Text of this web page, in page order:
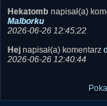
Hejnapisał(a) komentarz
2026-06-26 12:40:44